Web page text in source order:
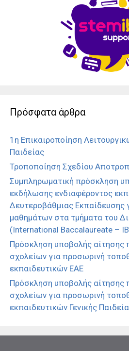
Πρόσφατα άρθρα
1η Επικαιροποίηση
Παιδείας
Τροποποίηση Σχεδίου
Συμπληρωματική πρόσκληση
εκδήλωσης ενδιαφέροντος
Δευτεροβάθμιας Εκπαίδευσης
μαθημάτων στα τμήματα του
(International Baccalaureate –
Πρόσκληση υποβολής αίτησης
σχολείων για προσωρινή
εκπαιδευτικών ΕΑΕ
Πρόσκληση υποβολής αίτησης
σχολείων για προσωρινή
εκπαιδευτικών Γενικής